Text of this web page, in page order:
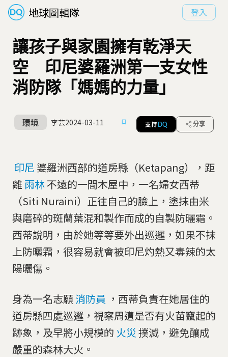
地球圖輯隊 登入
讓孩子與家園擁有乾淨天
空 印尼婆羅洲第一支女性
消防隊「媽媽的力量」
環境 李芸2024-03-11 支持 DQ 分享
印尼 婆羅洲西部的道房縣（Ketapang），距
離雨林不遠的一間木屋中，一名婦女西蒂
（Siti Nuraini）正往自己的臉上，塗抹由米
與磨碎的斑蘭葉混和製作而成的自製防曬霜。
西蒂說明，由於她等等要外出巡邏，如果不抹
上防曬霜，很容易就會被印尼灼熱又毒辣的太
陽曬傷。
身為一名志願 消防員 ，西蒂負責在她居住的
道房縣四處巡邏，視察周遭是否有火苗竄起的
跡象，及早將小規模的 火災 撲滅，避免釀成
嚴重的森林大火。